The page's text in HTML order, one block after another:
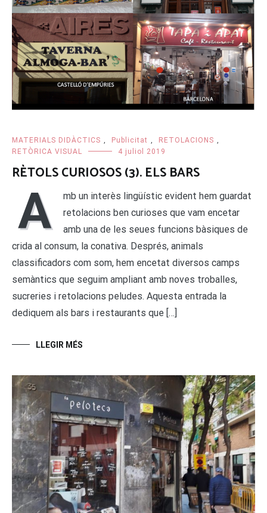
MATERIALS DIDÀCTICS , Publicitat , RETOLACIONS ,
RETÒRICA VISUAL
4 juliol 2019
RÈTOLS CURIOSOS (3). ELS BARS
A
mb un interès lingüístic evident hem guardat
retolacions ben curioses que vam encetar
amb una de les seues funcions bàsiques de
crida al consum, la conativa. Després, animals
classificadors com som, hem encetat diversos camps
semàntics que seguim ampliant amb noves troballes,
sucreries i retolacions peludes. Aquesta entrada la
dediquem als bars i restaurants que […]
LLEGIR MÉS